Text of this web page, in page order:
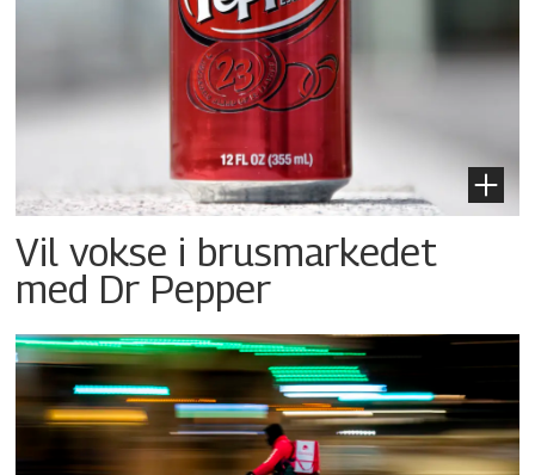
Vil vokse i brusmarkedet
med Dr Pepper